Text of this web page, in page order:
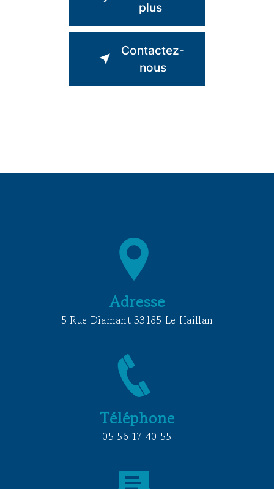
plus
Contactez-
nous
Adresse
5 Rue Diamant 33185 Le Haillan
Téléphone
05 56 17 40 55